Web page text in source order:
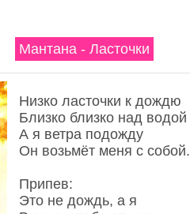
Мантана - Ласточки
Низко ласточки к дождю
Близко близко над водой
А я ветра подожду
Он возьмёт меня с собой.
Припев:
Это не дождь, а я